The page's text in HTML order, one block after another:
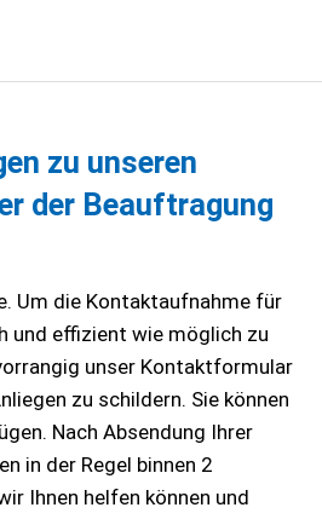
zu unseren
der Beauftragung
Um die Kontaktaufnahme für
und effizient wie möglich zu
unser Kontaktformular
zu schildern. Sie können
Nach Absendung Ihrer
in der Regel binnen 2
Ihnen helfen können und